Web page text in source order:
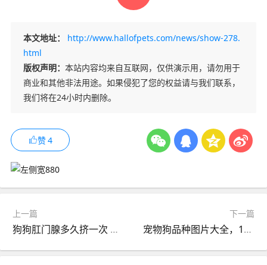
本文地址：
http://www.hallofpets.com/news/show-278.
html
版权声明： 本站内容均来自互联网，仅供演示用，请勿用于
商业和其他非法用途。如果侵犯了您的权益请与我们联系，
我们将在24小时内删除。
赞4
上一篇
狗狗肛门腺多久挤一次 发炎的危害有哪些
下一篇
宠物狗品种图片大全，178个宠物狗品种大全